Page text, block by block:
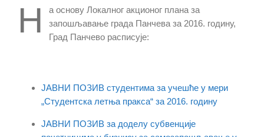
Н
а основу Локалног акционог плана за
запошљавање града Панчева за 2016. годину,
Град Панчево расписује:
ЈАВНИ ПОЗИВ студентима за учешће у мери
„Студентска летња пракса“ за 2016. годину
ЈАВНИ ПОЗИВ за доделу субвенције